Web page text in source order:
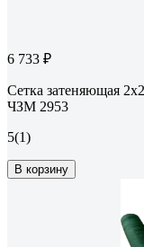
6 733 ₽
Сетка затеняющая
ЧЗМ 2953
5(1)
В корзину